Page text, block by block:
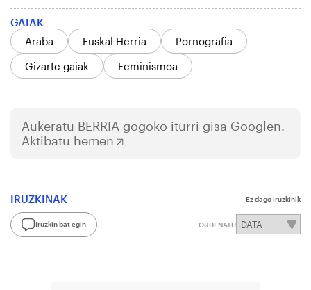
GAIAK
Araba
Euskal Herria
Pornografia
Gizarte gaiak
Feminismoa
Aukeratu BERRIA gogoko iturri gisa Googlen.
Aktibatu hemen
IRUZKINAK Ez dago iruzkinik
Iruzkin bat egin ORDENATU